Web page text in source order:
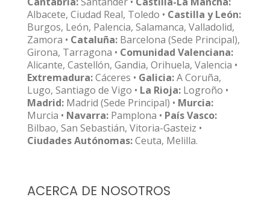
Albacete, Ciudad Real, Toledo • Castilla y León:
Burgos, León, Palencia, Salamanca, Valladolid,
Zamora • Cataluña: Barcelona (Sede Principal),
Girona, Tarragona • Comunidad Valenciana:
Alicante, Castellón, Gandia, Orihuela, Valencia •
Extremadura:Cáceres • Galicia:A Coruña,
Lugo, Santiago de Vigo • La Rioja: Logroño •
Madrid: Madrid (Sede Principal) • Murcia:
Murcia • Navarra: Pamplona • País Vasco:
Bilbao, San Sebastián, Vitoria-Gasteiz •
Ciudades Autónomas:Ceuta, Melilla.
ACERCA DE NOSOTROS